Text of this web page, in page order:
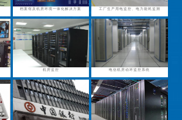
档案馆及机房环境一体化解决方案 工厂生产用电监控、电力能耗监测
机房监控 电信机房动环监控系统